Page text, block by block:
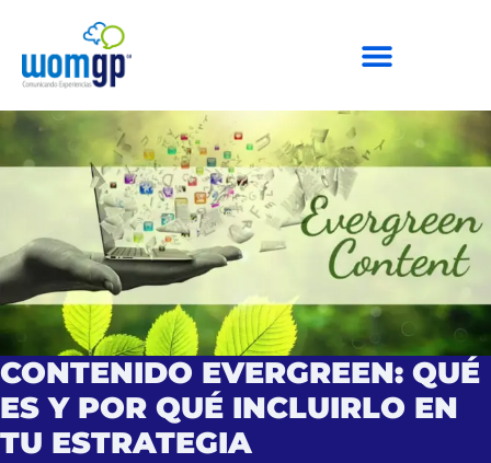
CONTENIDO EVERGREEN: QUÉ
ES Y POR QUÉ INCLUIRLO EN
TU ESTRATEGIA